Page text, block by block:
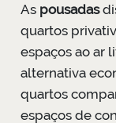
As pousadas
quartos
espaços ao ar
alternativa
quartos
espaços de